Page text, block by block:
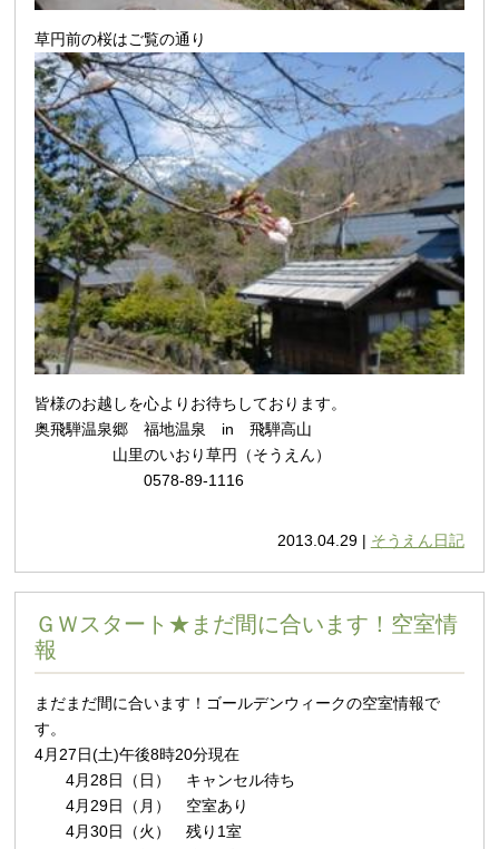
草円前の桜はご覧の通り
皆様のお越しを心よりお待ちしております。
奥飛騨温泉郷 福地温泉 in 飛騨高山
山里のいおり草円（そうえん）
0578-89-1116
2013.04.29 | そうえん日記
ＧＷスタート★まだ間に合います！空室情
報
まだまだ間に合います！ゴールデンウィークの空室情報で
す。
4月27日(土)午後8時20分現在
4月28日（日） キャンセル待ち
4月29日（月） 空室あり
4月30日（火） 残り1室